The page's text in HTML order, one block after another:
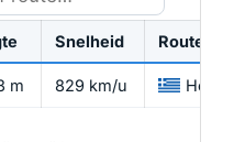
Snelheid Route
m 829 km/u